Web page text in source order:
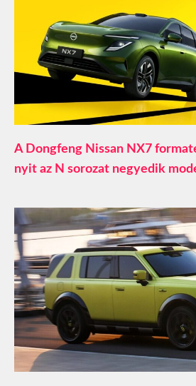
A Dongfeng Nissan NX7
nyit az N sorozat negyedik